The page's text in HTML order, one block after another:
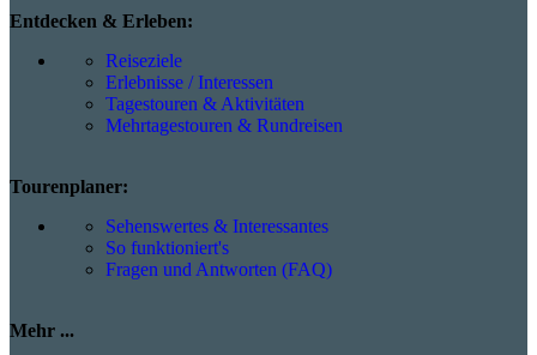
Entdecken & Erleben:
Reiseziele
Erlebnisse / Interessen
Tagestouren & Aktivitäten
Mehrtagestouren & Rundreisen
Tourenplaner:
Sehenswertes & Interessantes
So funktioniert's
Fragen und Antworten (FAQ)
Mehr ...